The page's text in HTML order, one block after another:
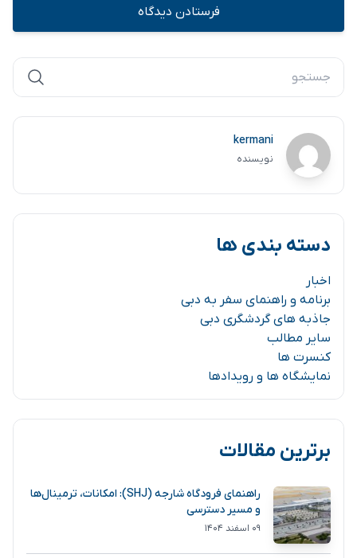
kermani
نویسنده
دسته بندی ها
اخبار
برنامه و راهنمای سفر به دبی
جاذبه های گردشگری دبی
سایر مطالب
کنسرت ها
نمایشگاه ها و رویدادها
برترین مقالات
راهنمای فرودگاه شارجه (SHJ): امکانات، ترمینال‌ها
و مسیر دسترسی
۰۹ اسفند ۱۴۰۴